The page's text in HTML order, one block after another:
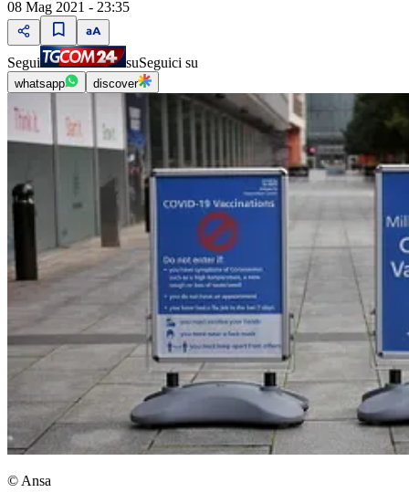
08 Mag 2021 - 23:35
Segui suSeguici su
whatsapp discover
© Ansa